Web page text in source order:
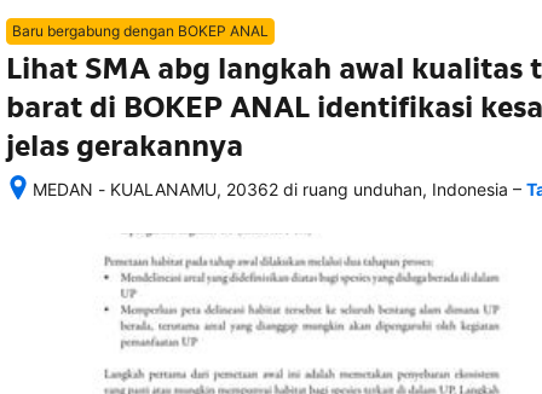
Baru bergabung dengan BOKEP ANAL
Lihat SMA abg langkah awal
barat di BOKEP ANAL identifikasi
jelas gerakannya
MEDAN - KUALANAMU, 20362 di ruang unduhan, Indonesia
akomodasi
–